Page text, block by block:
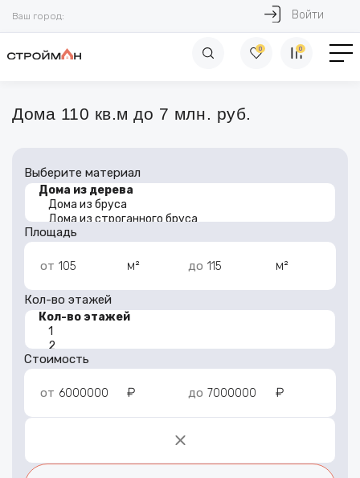
Ваш город: Войти
0 0
Дома 110 кв.м до 7 млн. руб.
Выберите материал
Площадь
от м² до м²
Кол-во этажей
Стоимость
от ₽ до ₽